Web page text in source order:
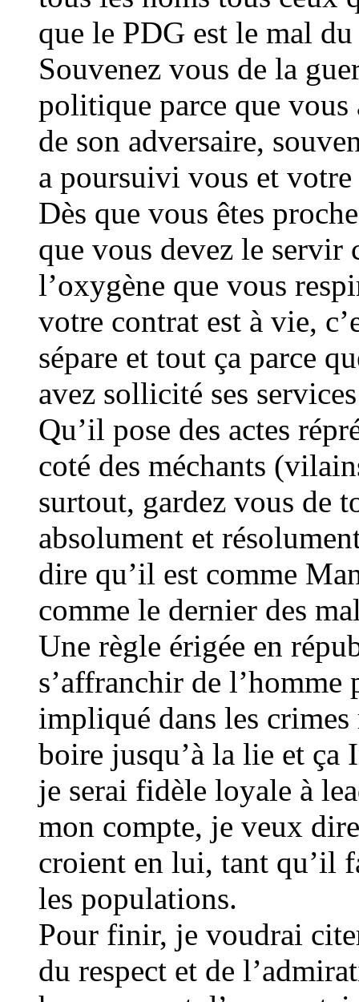
que le PDG est le mal
Souvenez vous de la
politique parce que
de son adversaire,
a poursuivi vous et
Dès que vous êtes
que vous devez le servir
l’oxygène que vous
votre contrat est à vie,
sépare et tout ça parce
avez sollicité ses
Qu’il pose des actes
coté des méchants
surtout, gardez vous de
absolument et
dire qu’il est comme
comme le dernier des
Une règle érigée en
s’affranchir de
impliqué dans les
boire jusqu’à la lie et ça
je serai fidèle loyale à
mon compte, je veux
croient en lui, tant qu’il
les populations.
Pour finir, je voudrai
du respect et de